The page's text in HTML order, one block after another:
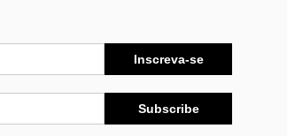
Inscreva-se
Subscribe